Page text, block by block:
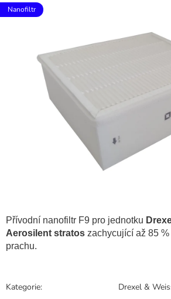
je
0,0
Nanofiltr
Přívodní nanofiltr F9 pro jednotku
Aerosilent stratos zachycující až 85
prachu.
Kategorie:
Drexel &